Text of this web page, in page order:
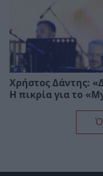
Χρήστος Δάντης:
Η πικρία για το